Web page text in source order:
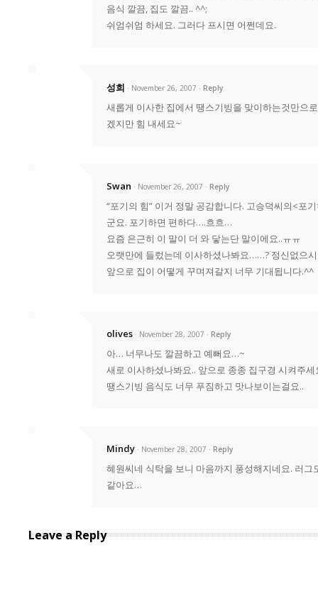
음식 깔끔, 집도 깔끔.. ^^;
쉬엄쉬엄 하세요. 그러다 프시면 어쩐데요.
성희 · November 26, 2007 Reply
새롭게 이사한 집에서 땡스기빙을 맞이하는것만으
겠지만 힘 내세요~
Swan · November 26, 2007 Reply
“포기의 힘” 이거 정말 공감합니다. 고승덕씨의<포
군요. 포기하면 편하다….흐흐…
요즘 은근히 이 말이 더 와 닿는단 말이에요..ㅠㅠ
오랫만에 들렀는데 이사하셨나봐요……? 정신없으
앞으로 집이 어떻게 꾸며져갈지 너무 기대됩니다.^^
olives · November 28, 2007 Reply
아… 너무나도 깔끔하고 예뻐요…~
새로 이사하셨나봐요.. 앞으로 종종 집구경 시켜주세
땡스기빙 음식도 너무 푸짐하고 맛나보이는걸요..
Mindy · November 28, 2007 Reply
혜원씨네 식탁을 보니 마음까지 풍성해지네요. 러
같아요…
Leave a Reply